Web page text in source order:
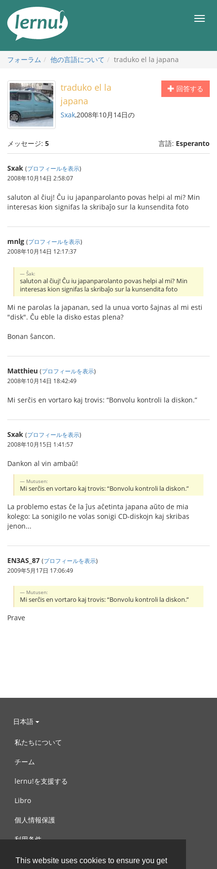
This website uses cookies to ensure you get
メ
フォーラム
他の言語について traduko el la japana
回答する
traduko el la
japana
Sxak,2008年10月14日の
メッセージ: 5 言語: Esperanto
Sxak (プロフィールを表示)
2008年10月14日 2:58:07
saluton al ĉiuj! Ĉu iu japanparolanto povas helpi al mi? Min
interesas kion signifas la skribaĵo sur la kunsendita foto
mnlg (プロフィールを表示)
2008年10月14日 12:17:37
Ŝak:
saluton al ĉiuj! Ĉu iu japanparolanto povas helpi al mi? Min
interesas kion signifas la skribaĵo sur la kunsendita foto
Mi ne parolas la japanan, sed la unua vorto ŝajnas al mi esti
"disk". Ĉu eble la disko estas plena?
Bonan ŝancon.
Matthieu (プロフィールを表示)
2008年10月14日 18:42:49
Mi serĉis en vortaro kaj trovis: “Bonvolu kontroli la diskon.”
Sxak (プロフィールを表示)
2008年10月15日 1:41:57
Dankon al vin ambaŭ!
Mutusen:
Mi serĉis en vortaro kaj trovis: “Bonvolu kontroli la diskon.”
La problemo estas ĉe la ĵus aĉetinta japana aŭto de mia
kolego: La sonigilo ne volas sonigi CD-diskojn kaj skribas
jenon...
EN3AS_87 (プロフィールを表示)
2009年5月17日 17:06:49
Mutusen:
Mi serĉis en vortaro kaj trovis: “Bonvolu kontroli la diskon.”
Prave
日本語
私たちについて
チーム
lernu!を支援する
Libro
個人情報保護
利用条件
お問合せ